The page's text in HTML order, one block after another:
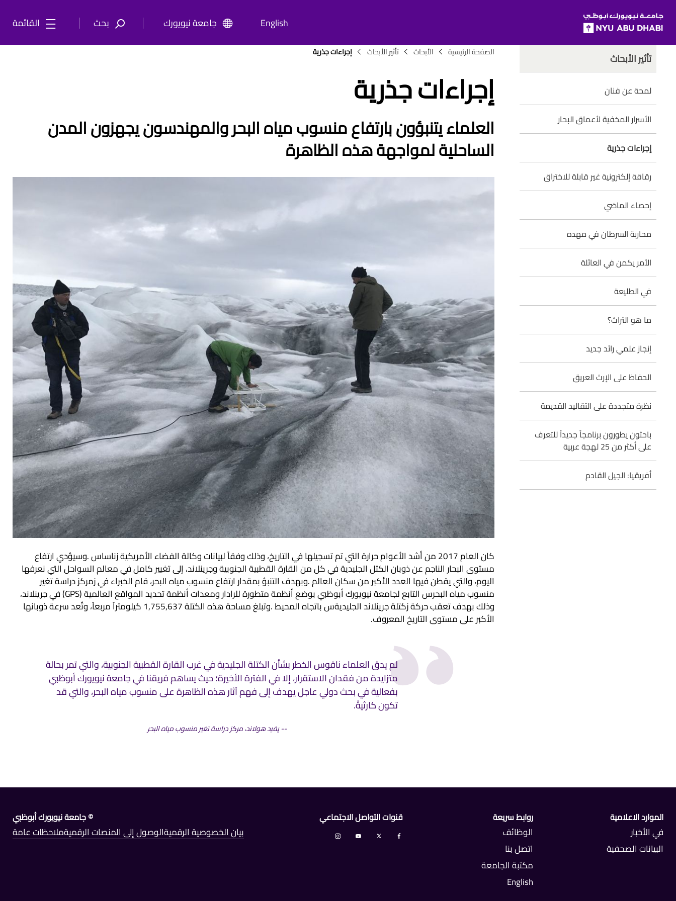
SKIP TO ALL NYU NAVIGATION
SKIP TO MAIN CONTENT
English جامعة نيويورك بحث القائمة
Child
Pages
تأثير الأبحاث
لمحة عن فنان
الأسرار المخفية لأعماق البحار
إجراءات جذرية
رقاقة إلكترونية غير قابلة للاختراق
إحصاء الماضي
محاربة السرطان في مهده
الأمر يكمن في العائلة
في الطليعة
ما هو التراث؟
إنجاز علمي رائد جديد
الحفاظ على الإرث العريق
نظرة متجددة على التقاليد القديمة
باحثون يطورون برنامجاً جديداً للتعرف
على أكثر من 25 لهجة عربية
أفريقيا: الجيل القادم
Breadcrumbs
الصفحة الرئيسية الأبحاث تأثير الأبحاث إجراءات جذرية
إجراءات جذرية
‬الساحلية‭ ‬لمواجهة‭ ‬هذه‭ ‬الظاهرة
‬الأكبر‭ ‬على‭ ‬مستوى‭ ‬التاريخ‭ ‬المعروف‭. ‬
لم‭ ‬يدق‭ ‬العلماء‭ ‬ناقوس‭ ‬الخطر‭ ‬بشأن‭ ‬الكتلة‭ ‬الجليدية‭ ‬في‭ ‬غرب‭ ‬القارة‭ ‬القطبية‭ ‬الجنوبية،‭ ‬والتي‭ ‬تمر‭ ‬بحالة‭
‬متزايدة‭ ‬من‭ ‬فقدان‭ ‬الاستقرار،‭ ‬إلا‭ ‬في‭ ‬الفترة‭ ‬الأخيرة؛‭ ‬حيث‭ ‬يساهم‭ ‬فريقنا‭ ‬في‭ ‬جامعة‭ ‬نيويورك‭ ‬أبوظبي‭
‬بفعالية‭ ‬في‭ ‬بحث‭ ‬دولي‭ ‬عاجل‭ ‬يهدف‭ ‬إلى‭ ‬فهم‭ ‬آثار‭ ‬هذه‭ ‬الظاهرة‭ ‬على‭ ‬منسوب‭ ‬مياه‭ ‬البحر،‭ ‬والتي‭ ‬قد‭
‬تكون‭ ‬كارثيةً.
يفيد هولاند، مركز دراسة تغير منسوب مياه البحر
الموارد الاعلامية
في الأخبار
البيانات الصحفية
روابط سريعة
الوظائف
اتصل بنا
مكتبة الجامعة
English
قنوات التواصل الاجتماعي © جامعة نيويورك أبوظبي
بيان الخصوصية الرقميةالوصول إلى المنصات الرقميةملاحظات عامة